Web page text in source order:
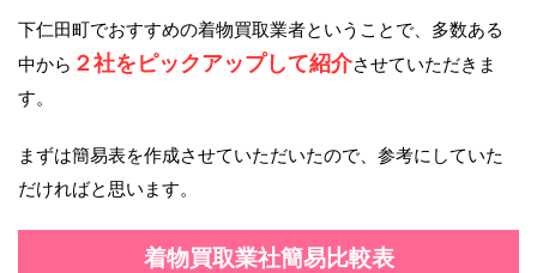
下仁田町でおすすめの着物買取業者ということで、多数ある
中から ２社をピックアップして紹介させていただきま
す。
まずは簡易表を作成させていただいたので、参考にしていた
だければと思います。
着物買取業社簡易比較表